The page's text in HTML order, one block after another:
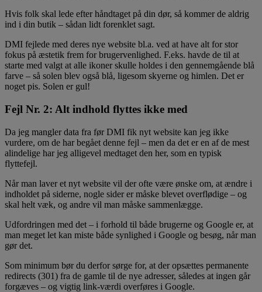
Hvis folk skal lede efter håndtaget på din dør, så kommer de aldrig
ind i din butik – sådan lidt forenklet sagt.
DMI fejlede med deres nye website bl.a. ved at have alt for stor
fokus på æstetik frem for brugervenlighed. F.eks. havde de til at
starte med valgt at alle ikoner skulle holdes i den gennemgående blå
farve – så solen blev også blå, ligesom skyerne og himlen. Det er
noget pis. Solen er gul!
Fejl Nr. 2: Alt indhold flyttes ikke med
Da jeg mangler data fra før DMI fik nyt website kan jeg ikke
vurdere, om de har begået denne fejl – men da det er en af de mest
alindelige har jeg alligevel medtaget den her, som en typisk
flyttefejl.
Når man laver et nyt website vil der ofte være ønske om, at ændre i
indholdet på siderne, nogle sider er måske blevet overflødige – og
skal helt væk, og andre vil man måske sammenlægge.
Udfordringen med det – i forhold til både brugerne og Google er, at
man meget let kan miste både synlighed i Google og besøg, når man
gør det.
Som minimum bør du derfor sørge for, at der opsættes permanente
redirects (301) fra de gamle til de nye adresser, således at ingen går
forgæves – og vigtig link-værdi overføres i Google.